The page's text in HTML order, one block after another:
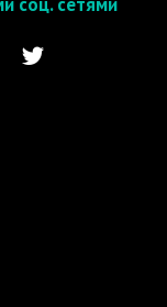
соц. сетями